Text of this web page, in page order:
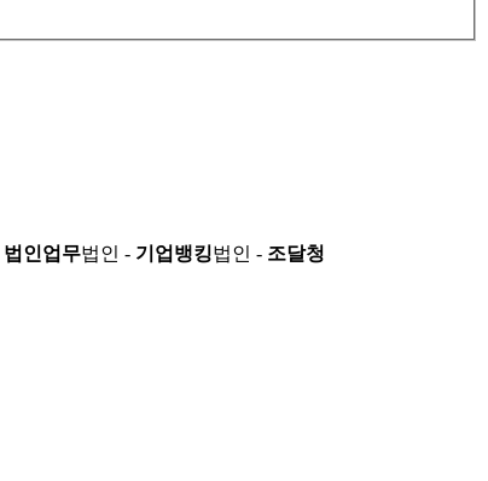
법인업무법인 - 기업뱅킹법인 - 조달청